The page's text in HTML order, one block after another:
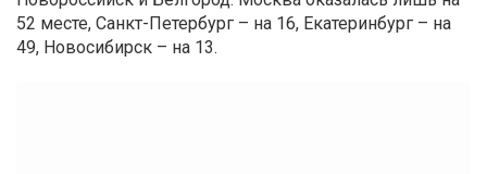
52 месте, Санкт-Петербург – на 16, Екатеринбург – на
49, Новосибирск – на 13.